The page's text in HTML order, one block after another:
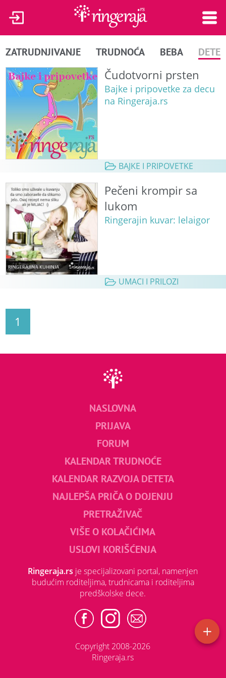
ZATRUDNJIVANJE TRUDNOĆA BEBA DETE
Čudotvorni prsten
Bajke i pripovetke za decu
na Ringeraja.rs
BAJKE I PRIPOVETKE
Pečeni krompir sa
lukom
Ringerajin kuvar: lelaigor
UMACI I PRILOZI
1
NASLOVNA
PRIJAVA
FORUM
KALENDAR TRUDNOĆE
KALENDAR RAZVOJA DETETA
NAJLEPŠA PRIČA O DOJENJU
PRETRAŽIVAČ
VIŠE O KOLAČIĆIMA
USLOVI KORIŠĆENJA
Ringeraja.rs je specijalizovani portal, namenjen
budućim roditeljima, trudnicama i roditeljima
predškolske dece.
Copyright 2008-2026
Ringeraja.rs